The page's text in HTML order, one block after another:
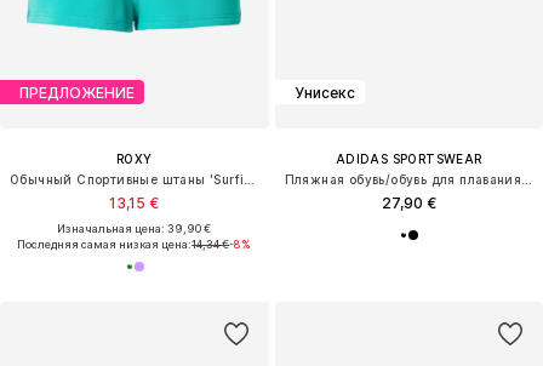
ПРЕДЛОЖЕНИЕ
ROXY
13,15 €
Изначальная цена: 39,90 €
Последняя самая низкая цена:14,34 €-8%
Унисекс
ADIDAS SPORTSWEAR
27,90 €